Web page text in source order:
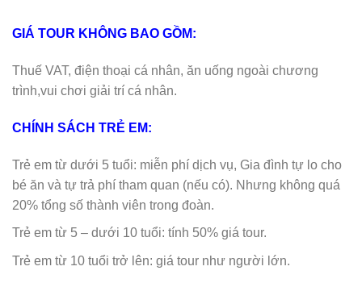
GIÁ TOUR KHÔNG BAO GỒM:
Thuế VAT, điện thoại cá nhân, ăn uống ngoài chương
trình,vui chơi giải trí cá nhân.
CHÍNH SÁCH TRẺ EM:
Trẻ em từ dưới 5 tuổi: miễn phí dịch vụ, Gia đình tự lo cho
bé ăn và tự trả phí tham quan (nếu có). Nhưng không quá
20% tổng số thành viên trong đoàn.
Trẻ em từ 5 – dưới 10 tuổi: tính 50% giá tour.
Trẻ em từ 10 tuổi trở lên: giá tour như người lớn.